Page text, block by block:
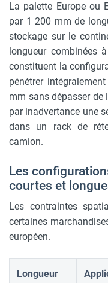
La palette Europe ou
par 1 200 mm de
stockage sur le
longueur combinées
constituent la
pénétrer
mm sans dépasser de
par inadvertance une
dans un rack de
camion.
Les
courtes et
Les contraintes
certaines
européen.
Longueur